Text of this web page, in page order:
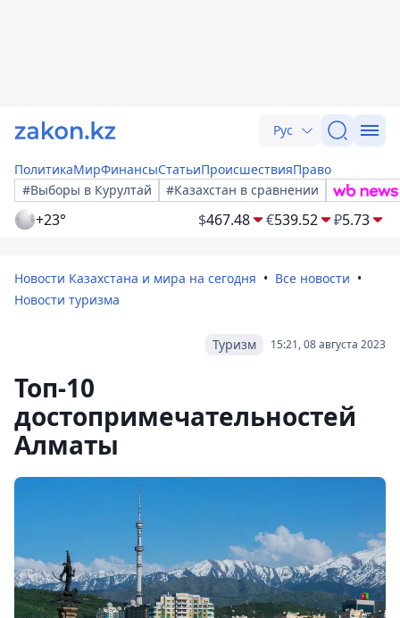
Рус
ПолитикаМирФинансыСтатьиПроисшествияПраво
#Выборы в Курултай
#Казахстан в сравнении
+23° $467.48 €539.52 ₽5.73
Новости Казахстана и мира на сегодня
Все новости
Новости туризма
15:21, 08 августа 2023
Туризм
Топ-10
достопримечательностей
Алматы